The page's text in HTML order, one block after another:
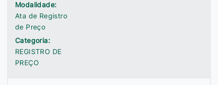
Modalidade:
Ata de Registro
de Preço
Categoria:
REGISTRO DE
PREÇO